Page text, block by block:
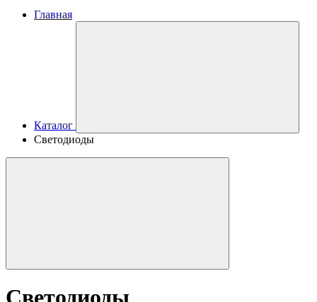
Главная
Каталог
Светодиоды